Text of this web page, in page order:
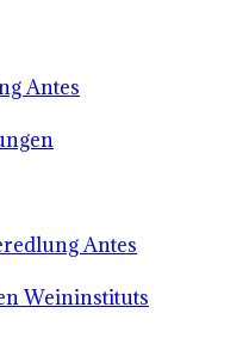
Antes
Antes
Weininstituts